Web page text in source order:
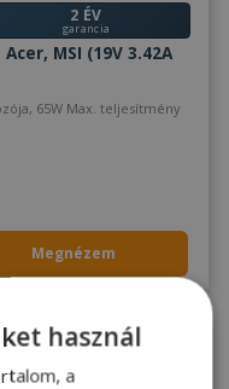
2 ÉV
garancia
MSI (19V 3.42A
Új, Fekete Szín, 5,5 x 2,5mm Töltő csatlakozója, 65W Max. teljesítmény
Megnézem
használ
a